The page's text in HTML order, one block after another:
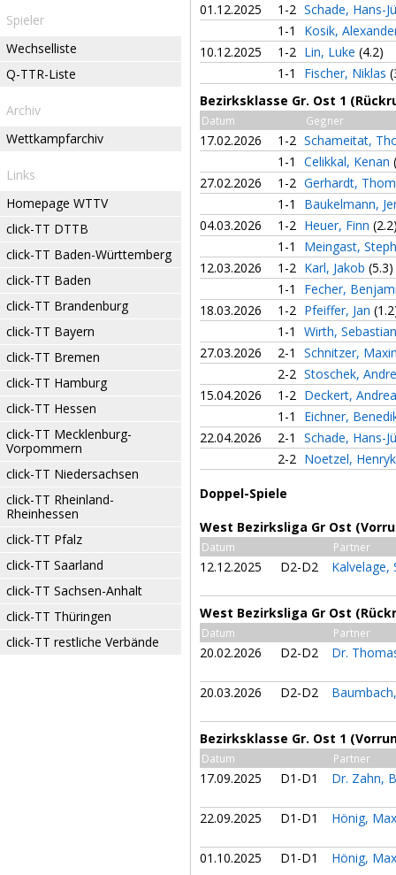
Spieler
Wechselliste
Q-TTR-Liste
Archiv
Wettkampfarchiv
Links
Homepage WTTV
click-TT DTTB
click-TT Baden-Württemberg
click-TT Baden
click-TT Brandenburg
click-TT Bayern
click-TT Bremen
click-TT Hamburg
click-TT Hessen
click-TT Mecklenburg-
Vorpommern
click-TT Niedersachsen
click-TT Rheinland-
Rheinhessen
click-TT Pfalz
click-TT Saarland
click-TT Sachsen-Anhalt
click-TT Thüringen
click-TT restliche Verbände
01.12.2025
1-2 Schade, Hans-
1-1
Kosik,
10.12.2025
1-2 Lin, Luke (4.2)
1-1
Fischer, Niklas
Bezirksklasse Gr. Ost 1
Datum Gegner
17.02.2026 1-2 Schameitat,
1-1
Celikkal, Kenan
27.02.2026
1-2 Gerhardt,
1-1
Baukelmann,
04.03.2026
1-2 Heuer, Finn
1-1
Meingast,
12.03.2026
1-2 Karl, Jakob (5.3)
1-1
Fecher,
18.03.2026
1-2 Pfeiffer, Jan
1-1
Wirth,
27.03.2026
2-1
Schnitzer,
2-2 Stoschek,
15.04.2026
1-2 Deckert,
1-1
Eichner,
22.04.2026
2-1
Schade, Hans-
2-2 Noetzel,
Doppel-Spiele
West Bezirksliga Gr Ost
Datum Partner
12.12.2025 D2-D2
West Bezirksliga Gr Ost
Datum Partner
20.02.2026 D2-D2 Dr.
20.03.2026 D2-D2
Bezirksklasse Gr. Ost 1
Datum Partner
17.09.2025 D1-D1 Dr. Zahn,
22.09.2025 D1-D1 Hönig,
01.10.2025 D1-D1 Hönig,